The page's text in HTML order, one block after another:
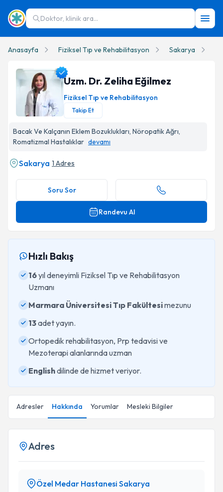
Doktor, klinik ara...
Anasayfa Fiziksel Tıp ve Rehabilitasyon Sakarya
Uzm. Dr. Zeliha Eğilmez
Fiziksel Tıp ve Rehabilitasyon
Takip Et
Bacak Ve Kalçanın Eklem Bozuklukları, Nöropatik Ağrı,
Romatizmal Hastalıklar devamı
Sakarya 1 Adres
Soru Sor
Randevu Al
Hızlı Bakış
16yıl deneyimli Fiziksel Tıp ve Rehabilitasyon
Uzmanı
Marmara Üniversitesi Tıp Fakültesimezunu
13adet yayın.
Ortopedik rehabilitasyon, Prp tedavisi ve
Mezoterapi alanlarında uzman
Englishdilinde de hizmet veriyor.
Adresler Hakkında Yorumlar Mesleki Bilgiler
Adres
Özel Medar Hastanesi Sakarya